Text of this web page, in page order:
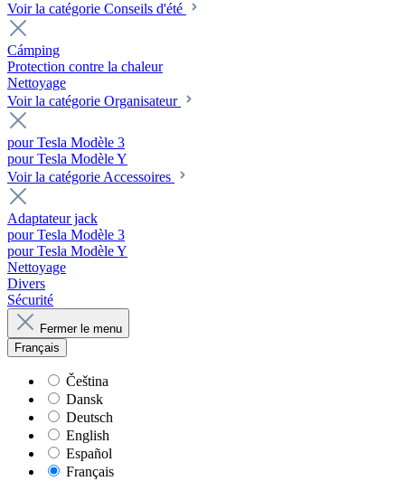
Voir la catégorie Conseils d'été
Cámping
Protection contre la chaleur
Nettoyage
Voir la catégorie Organisateur
pour Tesla Modèle 3
pour Tesla Modèle Y
Voir la catégorie Accessoires
Adaptateur jack
pour Tesla Modèle 3
pour Tesla Modèle Y
Nettoyage
Divers
Sécurité
Fermer le menu
Français
Čeština
Dansk
Deutsch
English
Español
Français